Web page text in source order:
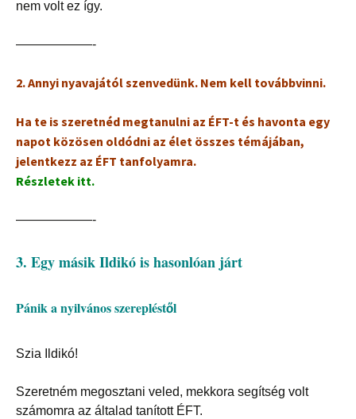
nem volt ez így.
——————-
2. Annyi nyavajától szenvedünk. Nem kell továbbvinni.
Ha te is szeretnéd megtanulni az ÉFT-t és havonta egy
napot közösen oldódni az élet összes témájában,
jelentkezz az ÉFT tanfolyamra.
Részletek itt.
——————-
3. Egy másik Ildikó is hasonlóan járt
Pánik a nyilvános szerepléstől
Szia Ildikó!
Szeretném megosztani veled, mekkora segítség volt
számomra az általad tanított ÉFT.